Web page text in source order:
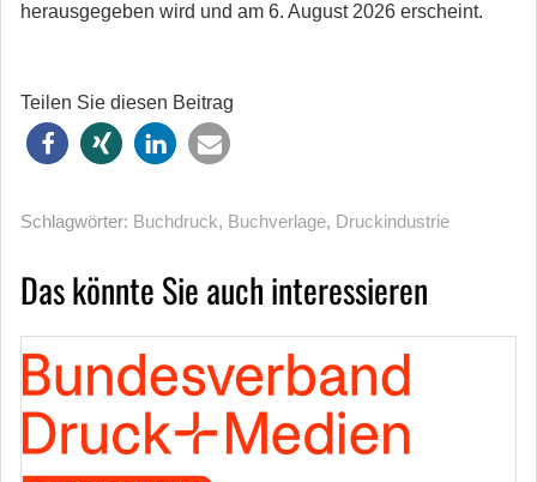
herausgegeben wird und am 6. August 2026 erscheint.
Teilen Sie diesen Beitrag
Schlagwörter: Buchdruck, Buchverlage, Druckindustrie
Das könnte Sie auch interessieren